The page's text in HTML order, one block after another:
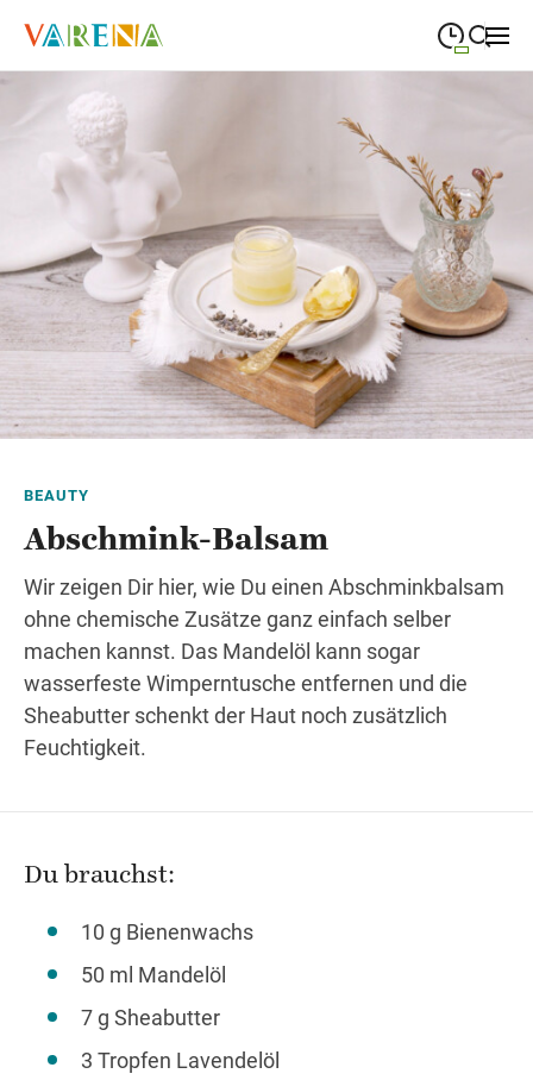
Suche schließen
Montag
MONTAG
Dienstag
DIENSTAG 09:00
Mittwoch
09:00—19:00
Donnerstag
DONNERSTAG 09:00—19:00
Freitag
FREITAG 09:00—19:00
Samstag
SAMSTAG 09:00 —18:00
Wegbeschreibung
BEAUTY
Abschmink-Balsam
Wir zeigen Dir hier, wie Du einen Abschminkbalsam
ohne chemische Zusätze ganz einfach selber
machen kannst. Das Mandelöl kann sogar
wasserfeste Wimperntusche entfernen und die
Sheabutter schenkt der Haut noch zusätzlich
Feuchtigkeit.
Du brauchst:
10 g Bienenwachs
50 ml Mandelöl
7 g Sheabutter
3 Tropfen Lavendelöl